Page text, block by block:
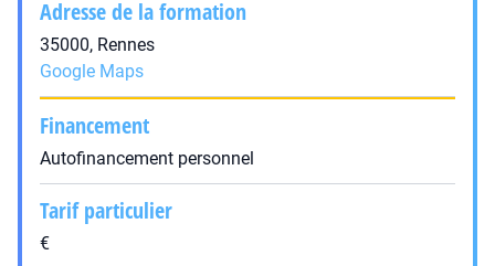
Adresse de la formation
35000, Rennes
Google Maps
Financement
Autofinancement personnel
Tarif particulier
€